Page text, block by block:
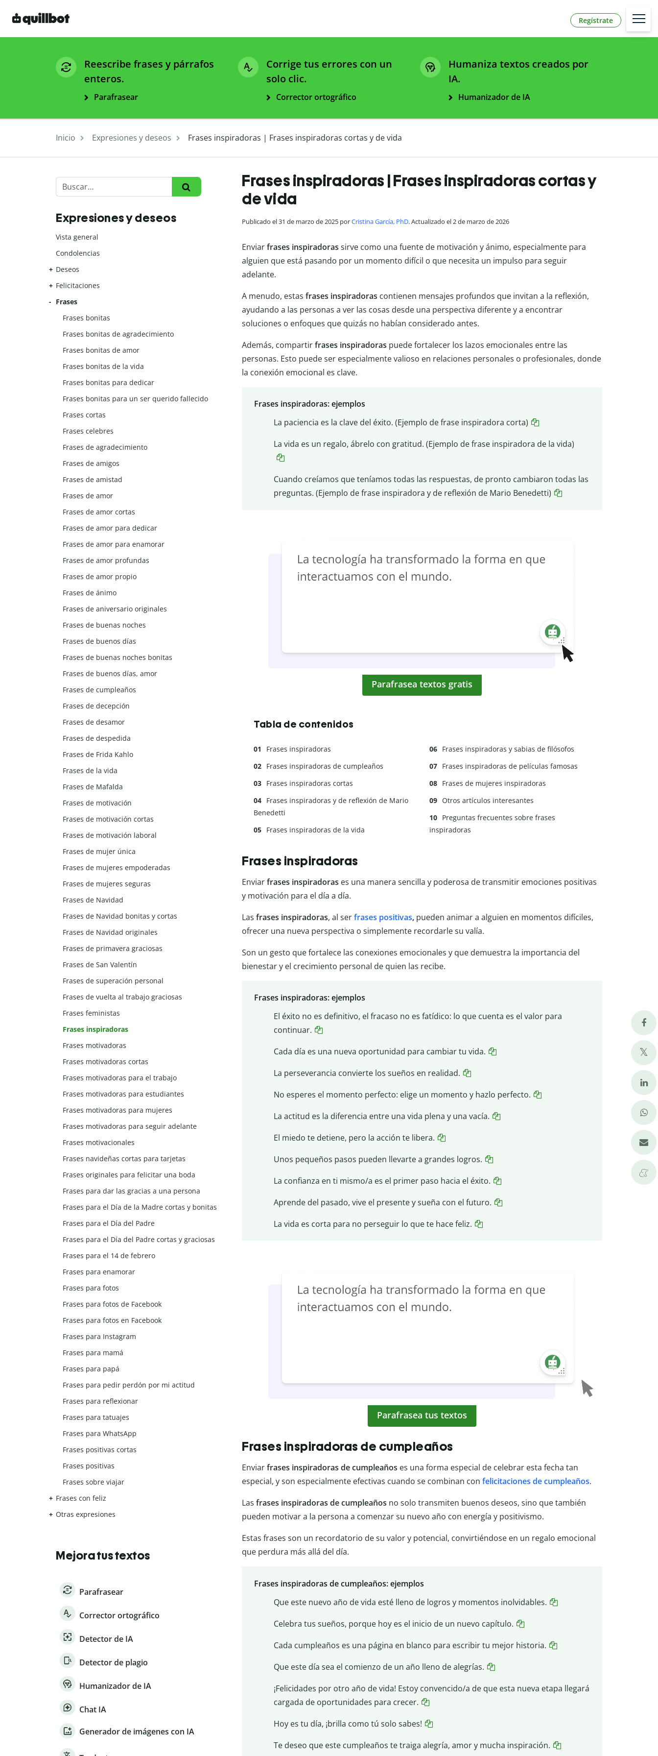
Regístrate
Reescribe frases y párrafos
enteros.
Parafrasear
Corrige tus errores con un
solo clic.
Corrector ortográfico
Humaniza textos creados por
IA.
Humanizador de IA
Inicio Expresiones y deseos Frases inspiradoras | Frases inspiradoras cortas y de vida
Frases inspiradoras | Frases inspiradoras cortas y
de vida
Publicado el 31 de marzo de 2025 porCristina García, PhD. Actualizado el 2 de marzo de 2026
Enviarfrases inspiradoras sirve como una fuente de motivación y ánimo, especialmente para
alguien que está pasando por un momento difícil o que necesita un impulso para seguir
adelante.
A menudo, estas frases inspiradoras contienen mensajes profundos que invitan a la reflexión,
ayudando a las personas a ver las cosas desde una perspectiva diferente y a encontrar
soluciones o enfoques que quizás no habían considerado antes.
Además, compartirfrases inspiradoras puede fortalecer los lazos emocionales entre las
personas. Esto puede ser especialmente valioso en relaciones personales o profesionales, donde
la conexión emocional es clave.
Frases inspiradoras: ejemplos
La paciencia es la clave del éxito. (Ejemplo de frase inspiradora corta)
La vida es un regalo, ábrelo con gratitud. (Ejemplo de frase inspiradora de la vida)
Cuando creíamos que teníamos todas las respuestas, de pronto cambiaron todas las
preguntas. (Ejemplo de frase inspiradora y de reflexión de Mario Benedetti)
Parafrasea textos gratis
Tabla de contenidos
Frases inspiradoras
Frases inspiradoras de cumpleaños
Frases inspiradoras cortas
Frases inspiradoras y de reflexión de Mario
Benedetti
Frases inspiradoras de la vida
Frases inspiradoras y sabias de filósofos
Frases inspiradoras de películas famosas
Frases de mujeres inspiradoras
Otros artículos interesantes
Preguntas frecuentes sobre frases
inspiradoras
Frases inspiradoras
Enviarfrases inspiradoras es una manera sencilla y poderosa de transmitir emociones positivas
y motivación para el día a día.
Las frases inspiradoras, al serfrases positivas, pueden animar a alguien en momentos difíciles,
ofrecer una nueva perspectiva o simplemente recordarle su valía.
Son un gesto que fortalece las conexiones emocionales y que demuestra la importancia del
bienestar y el crecimiento personal de quien las recibe.
Frases inspiradoras: ejemplos
El éxito no es definitivo, el fracaso no es fatídico: lo que cuenta es el valor para
continuar.
Cada día es una nueva oportunidad para cambiar tu vida.
La perseverancia convierte los sueños en realidad.
No esperes el momento perfecto: elige un momento y hazlo perfecto.
La actitud es la diferencia entre una vida plena y una vacía.
El miedo te detiene, pero la acción te libera.
Unos pequeños pasos pueden llevarte a grandes logros.
La confianza en ti mismo/a es el primer paso hacia el éxito.
Aprende del pasado, vive el presente y sueña con el futuro.
La vida es corta para no perseguir lo que te hace feliz.
Parafrasea tus textos
Frases inspiradoras de cumpleaños
Enviarfrases inspiradoras de cumpleaños es una forma especial de celebrar esta fecha tan
especial, y son especialmente efectivas cuando se combinan con felicitaciones de cumpleaños.
Las frases inspiradoras de cumpleaños no solo transmiten buenos deseos, sino que también
pueden motivar a la persona a comenzar su nuevo año con energía y positivismo.
Estas frases son un recordatorio de su valor y potencial, convirtiéndose en un regalo emocional
que perdura más allá del día.
Frases inspiradoras de cumpleaños: ejemplos
Que este nuevo año de vida esté lleno de logros y momentos inolvidables.
Celebra tus sueños, porque hoy es el inicio de un nuevo capítulo.
Cada cumpleaños es una página en blanco para escribir tu mejor historia.
Que este día sea el comienzo de un año lleno de alegrías.
¡Felicidades por otro año de vida! Estoy convencido/a de que esta nueva etapa llegará
cargada de oportunidades para crecer.
Hoy es tu día, ¡brilla como tú solo sabes!
Te deseo que este cumpleaños te traiga alegría, amor y mucha inspiración.
Expresiones y deseos
Vista general
Condolencias
Deseos
Felicitaciones
Frases
Frases bonitas
Frases bonitas de agradecimiento
Frases bonitas de amor
Frases bonitas de la vida
Frases bonitas para dedicar
Frases bonitas para un ser querido fallecido
Frases cortas
Frases celebres
Frases de agradecimiento
Frases de amigos
Frases de amistad
Frases de amor
Frases de amor cortas
Frases de amor para dedicar
Frases de amor para enamorar
Frases de amor profundas
Frases de amor propio
Frases de ánimo
Frases de aniversario originales
Frases de buenas noches
Frases de buenos días
Frases de buenas noches bonitas
Frases de buenos días, amor
Frases de cumpleaños
Frases de decepción
Frases de desamor
Frases de despedida
Frases de Frida Kahlo
Frases de la vida
Frases de Mafalda
Frases de motivación
Frases de motivación cortas
Frases de motivación laboral
Frases de mujer única
Frases de mujeres empoderadas
Frases de mujeres seguras
Frases de Navidad
Frases de Navidad bonitas y cortas
Frases de Navidad originales
Frases de primavera graciosas
Frases de San Valentín
Frases de superación personal
Frases de vuelta al trabajo graciosas
Frases feministas
Frases inspiradoras
Frases motivadoras
Frases motivadoras cortas
Frases motivadoras para el trabajo
Frases motivadoras para estudiantes
Frases motivadoras para mujeres
Frases motivadoras para seguir adelante
Frases motivacionales
Frases navideñas cortas para tarjetas
Frases originales para felicitar una boda
Frases para dar las gracias a una persona
Frases para el Día de la Madre cortas y bonitas
Frases para el Día del Padre
Frases para el Día del Padre cortas y graciosas
Frases para el 14 de febrero
Frases para enamorar
Frases para fotos
Frases para fotos de Facebook
Frases para fotos en Facebook
Frases para Instagram
Frases para mamá
Frases para papá
Frases para pedir perdón por mi actitud
Frases para reflexionar
Frases para tatuajes
Frases para WhatsApp
Frases positivas cortas
Frases positivas
Frases sobre viajar
Frases con feliz
Otras expresiones
Mejora tus textos
Parafrasear
Corrector ortográfico
Detector de IA
Detector de plagio
Humanizador de IA
Chat IA
Generador de imágenes con IA